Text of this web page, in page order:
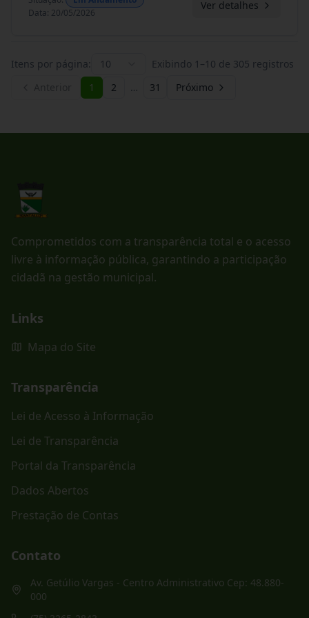
Data: 20/05/2026
Ver detalhes
Itens por página: 10 Exibindo 1 –10 de 305 registros
1 2 … 31 Próximo
Comprometidos com a transparência total e o acesso
livre à informação pública, garantindo a participação
cidadã na gestão municipal.
Links
Mapa do Site
Transparência
Lei de Acesso à Informação
Lei de Transparência
Portal da Transparência
Dados Abertos
Prestação de Contas
Contato
Av. Getúlio Vargas - Centro Administrativo Cep: 48.880-
000